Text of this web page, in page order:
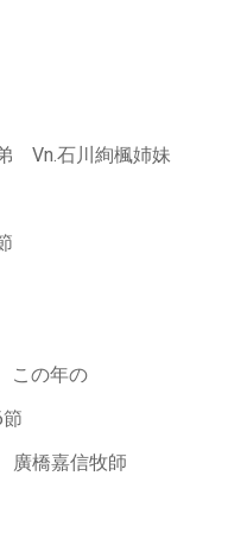
Vn.石川絢楓姉妹
の年の
橋嘉信牧師